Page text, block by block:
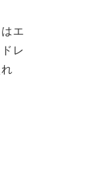
エ
レ